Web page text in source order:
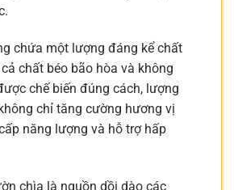
chứa một lượng đáng kể chất
chất béo bão hòa và không
chế biến đúng cách, lượng
chỉ tăng cường hương vị
năng lượng và hỗ trợ hấp
chìa là nguồn dồi dào các